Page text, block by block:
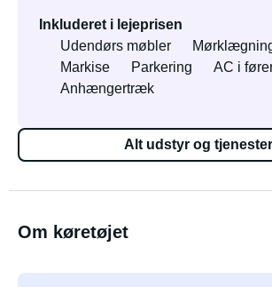
Inkluderet i lejeprisen
Udendørs møbler
Markise
Parkering
AC i
Anhængertræk
Alt udstyr og tjenester
Om køretøjet